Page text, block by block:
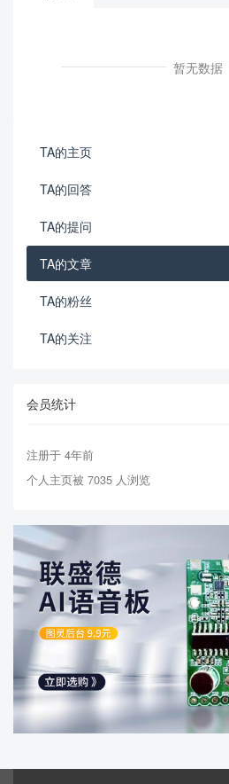
暂无数据
TA的主页
TA的回答
TA的提问
TA的文章
TA的粉丝
TA的关注
会员统计
注册于 4年前
个人主页被 7035 人浏览